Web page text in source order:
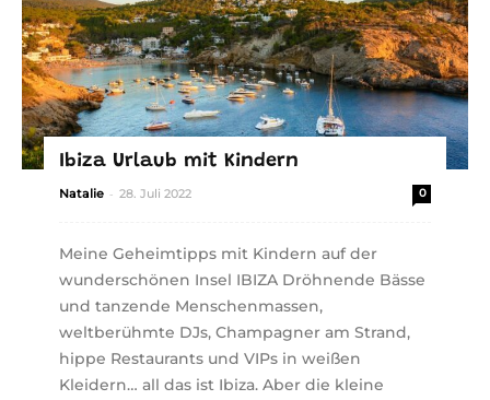
Ibiza Urlaub mit Kindern
Natalie - 28. Juli 2022 0
Meine Geheimtipps mit Kindern auf der
wunderschönen Insel IBIZA Dröhnende Bässe
und tanzende Menschenmassen,
weltberühmte DJs, Champagner am Strand,
hippe Restaurants und VIPs in weißen
Kleidern… all das ist Ibiza. Aber die kleine